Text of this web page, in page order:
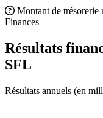
Montant de trésorerie
Finances
Résultats
SFL
Résultats annuels (en